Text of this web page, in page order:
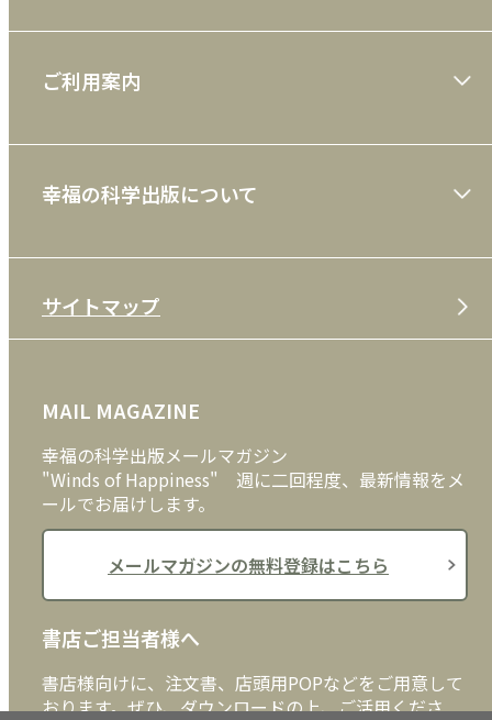
雑誌
CD
DVD・ブルーレイ
外国語
ご利用案内
利用規約
特定商取引法
プライバシーポリシー
クッキーポリシー
幸福の科学出版について
メディア・ライブラリー
サイトマップ
MAIL MAGAZINE
幸福の科学出版メールマガジン
"Winds of Happiness" 週に二回程度、最新情報をメ
ールでお届けします。
メールマガジンの無料登録はこちら
書店ご担当者様へ
書店様向けに、注文書、店頭用POPなどをご用意して
おります。ぜひ、ダウンロードの上、ご活用くださ